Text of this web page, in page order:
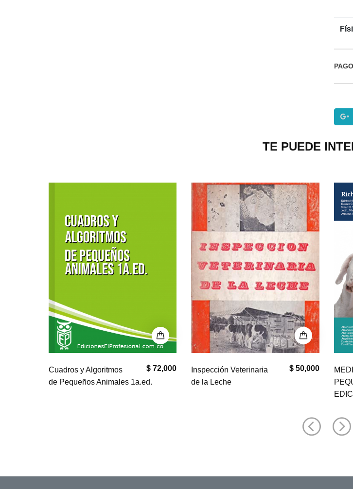
TE PUEDE
$ 50,000
Inspección Veterinaria
de la Leche
$ 0
MEDICINA INTERNA DE
PEQUEÑOS ANIMALES SEXTA
El